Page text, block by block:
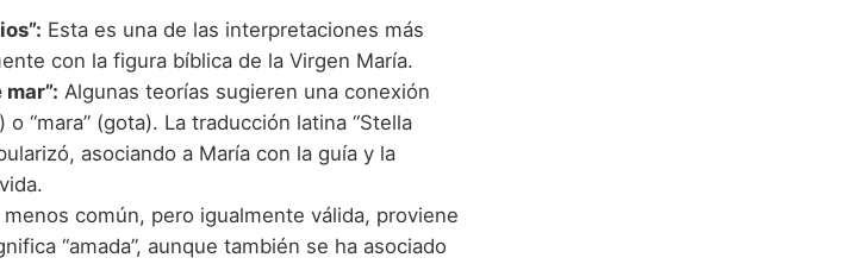
Esta es una de las interpretaciones más
con la figura bíblica de la Virgen María.
Algunas teorías sugieren una conexión
o “mara” (gota). La traducción latina “Stella
asociando a María con la guía y la
común, pero igualmente válida, proviene
“amada”, aunque también se ha asociado